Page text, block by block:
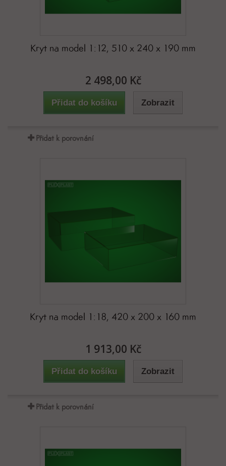
Kryt na model 1:12, 510 x 240 x 190 mm
2 498,00 Kč
Přidat do košíku Zobrazit
Přidat k porovnání
Kryt na model 1:18, 420 x 200 x 160 mm
1 913,00 Kč
Přidat do košíku Zobrazit
Přidat k porovnání